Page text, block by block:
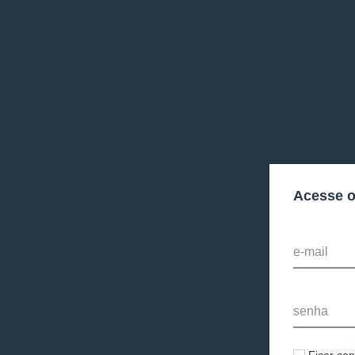
Acesse
e-mail
senha